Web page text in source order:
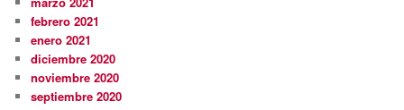
febrero 2021
enero 2021
diciembre 2020
noviembre 2020
septiembre 2020